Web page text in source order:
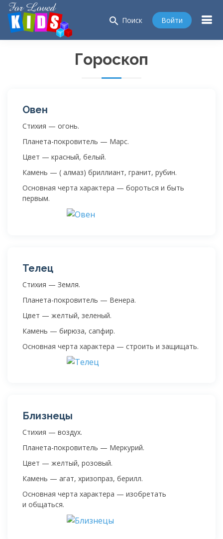
search Поиск Войти
Гороскоп
Овен
Стихия — огонь.
Планета-покровитель — Марс.
Цвет — красный, белый.
Камень — ( алмаз) бриллиант, гранит, рубин.
Основная черта характера — бороться и быть
первым.
Телец
Стихия — Земля.
Планета-покровитель — Венера.
Цвет — желтый, зеленый.
Камень — бирюза, сапфир.
Основная черта характера — строить и защищать.
Близнецы
Стихия — воздух.
Планета-покровитель — Меркурий.
Цвет — желтый, розовый.
Камень — агат, хризопраз, берилл.
Основная черта характера — изобретать
и общаться.